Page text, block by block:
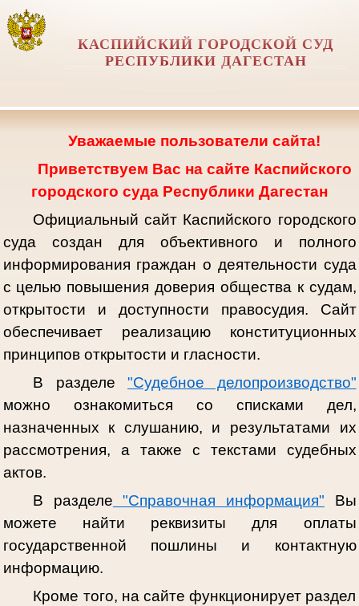
КАСПИЙСКИЙ ГОРОДСКОЙ СУД
РЕСПУБЛИКИ ДАГЕСТАН
Уважаемые пользователи сайта!
Приветствуем Вас на сайте Каспийского
городского суда Республики Дагестан
Официальный сайт Каспийского городского
суда создан для объективного и полного
информирования граждан о деятельности суда
с целью повышения доверия общества к судам,
открытости и доступности правосудия. Сайт
обеспечивает реализацию конституционных
принципов открытости и гласности.
В разделе"Судебное делопроизводство"
можно ознакомиться со списками дел,
назначенных к слушанию, и результатами их
рассмотрения, а также с текстами судебных
актов.
В разделе "Справочная информация" Вы
можете найти реквизиты для оплаты
государственной пошлины и контактную
информацию.
Кроме того, на сайте функционирует раздел